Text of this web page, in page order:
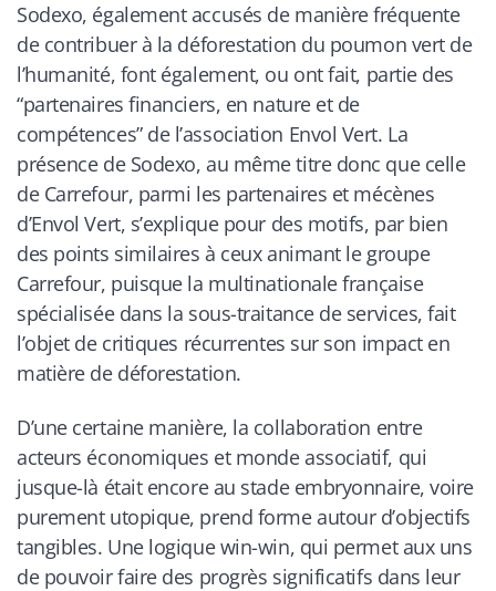
Sodexo, également accusés de manière fréquente
de contribuer à la déforestation du poumon vert de
l’humanité, font également, ou ont fait, partie des
“partenaires financiers, en nature et de
compétences” de l’association Envol Vert. La
présence de Sodexo, au même titre donc que celle
de Carrefour, parmi les partenaires et mécènes
d’Envol Vert, s’explique pour des motifs, par bien
des points similaires à ceux animant le groupe
Carrefour, puisque la multinationale française
spécialisée dans la sous-traitance de services, fait
l’objet de critiques récurrentes sur son impact en
matière de déforestation.
D’une certaine manière, la collaboration entre
acteurs économiques et monde associatif, qui
jusque-là était encore au stade embryonnaire, voire
purement utopique, prend forme autour d’objectifs
tangibles. Une logiquewin-win, qui permet aux uns
de pouvoir faire des progrès significatifs dans leur